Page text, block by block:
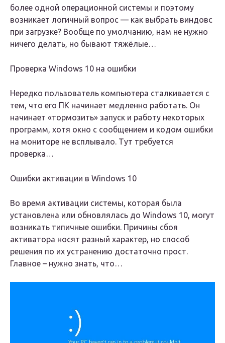
более одной операционной системы и поэтому
возникает логичный вопрос — как выбрать виндовс
при загрузке? Вообще по умолчанию, нам не нужно
ничего делать, но бывают тяжёлые…
Проверка Windows 10 на ошибки
Нередко пользователь компьютера сталкивается с
тем, что его ПК начинает медленно работать. Он
начинает «тормозить» запуск и работу некоторых
программ, хотя окно с сообщением и кодом ошибки
на мониторе не всплывало. Тут требуется
проверка…
Ошибки активации в Windows 10
Во время активации системы, которая была
установлена или обновлялась до Windows 10, могут
возникать типичные ошибки. Причины сбоя
активатора носят разный характер, но способ
решения по их устранению достаточно прост.
Главное – нужно знать, что…